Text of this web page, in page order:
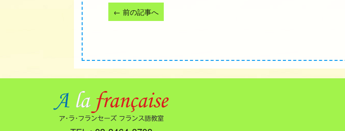
← 前の記事へ